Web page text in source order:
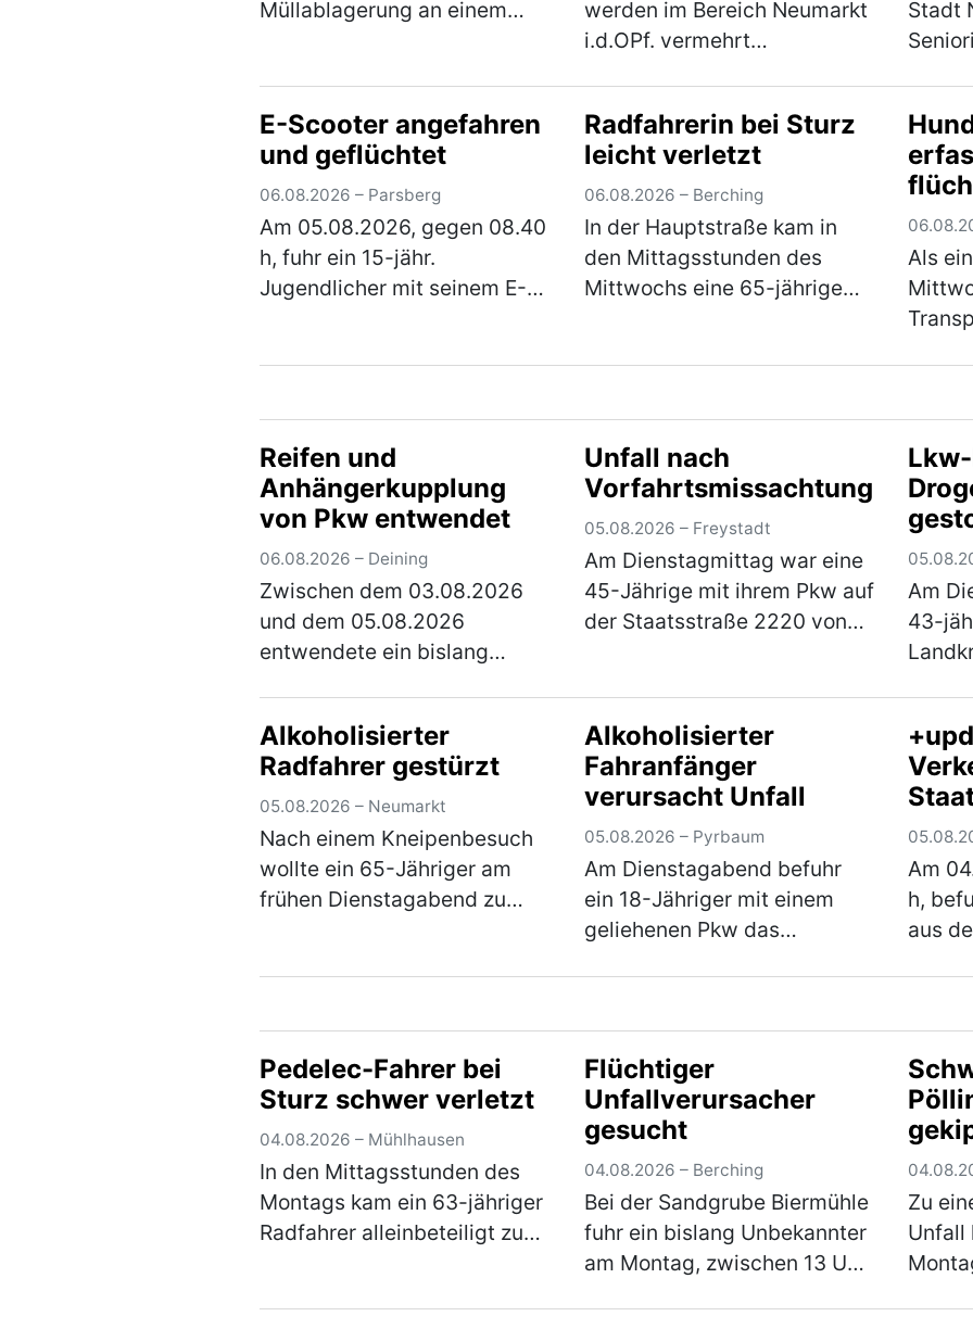
Müllablagerung an einem
alter Fahrräder, Kinderwägen
und ausgeschlac…
werden im Bereich Neumarkt
i.d.OPf. vermehrt
eindringlich vor den
verschiedenen Maschen der
Betrüger! Im Bereich Neum…
(mehr)
Stadt
2026,
so
E-Scooter angefahren
und geflüchtet
06.08.2026 – Parsberg
Am 05.08.2026, gegen 08.40
h, fuhr ein 15-jähr.
Jugendlicher mit seinem E-
Hier fuhr er auf …
Radfahrerin bei Sturz
leicht verletzt
06.08.2026 – Berching
In der Hauptstraße kam in
den Mittagsstunden des
Mittwochs eine 65-jährige
Rettungswagen ins
Klinikum…(mehr)
Als
auf
Reifen und
Anhängerkupplung
von Pkw entwendet
06.08.2026 – Deining
Zwischen dem 03.08.2026
und dem 05.08.2026
entwendete ein bislang
die Anhängerkupplung samt
E-Satz von einem Citroen,
der auf einem Parkplatz n…
(mehr)
Unfall nach
Vorfahrtsmissachtung
05.08.2026 – Freystadt
Am Dienstagmittag war eine
45-Jährige mit ihrem Pkw auf
der Staatsstraße 2220 von
Kreuzung mit der
Staatsstraße 2238 die
Vorfahrt eine…(mehr)
Am
43-
unter
Alkoholisierter
Radfahrer gestürzt
05.08.2026 – Neumarkt
Nach einem Kneipenbesuch
wollte ein 65-Jähriger am
frühen Dienstagabend zu
jedoch aufgrund seiner star…
(mehr)
Alkoholisierter
Fahranfänger
verursacht Unfall
05.08.2026 – Pyrbaum
Am Dienstagabend befuhr
ein 18-Jähriger mit einem
geliehenen Pkw das
einen Fischweiher. Hierbei
verlor der Fahranfänger …
(mehr)
und
Am
h,
aus
Ca.
Pedelec-Fahrer bei
Sturz schwer verletzt
04.08.2026 – Mühlhausen
In den Mittagsstunden des
Montags kam ein 63-jähriger
Radfahrer alleinbeteiligt zu
Flüchtiger
Unfallverursacher
gesucht
04.08.2026 – Berching
Bei der Sandgrube Biermühle
fuhr ein bislang Unbekannter
am Montag, zwischen 13 Uhr
Zu
Unfall